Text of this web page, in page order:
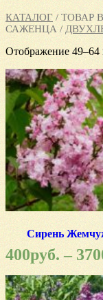
КАТАЛОГ / ТОВАР
САЖЕНЦА /
Отображение 49–64
Сирень
400руб.–